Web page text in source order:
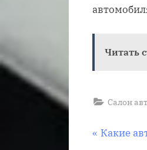
Читать
Салон
П
Какие